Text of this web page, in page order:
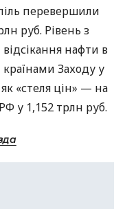
перевершили
руб. Рівень з
нафти в
Заходу у
«стеля цін» — на
у 1,152 трлн руб.